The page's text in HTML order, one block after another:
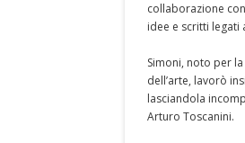
collaborazione
idee e scritti legati
Simoni, noto per
dell’arte, lavorò
lasciandola
Arturo Toscanini.